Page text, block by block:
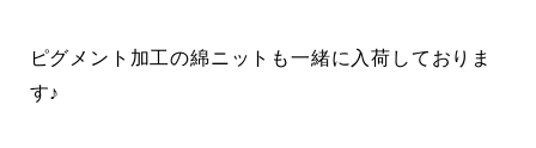
ピグメント加工の綿ニットも一緒に入荷しておりま
す♪